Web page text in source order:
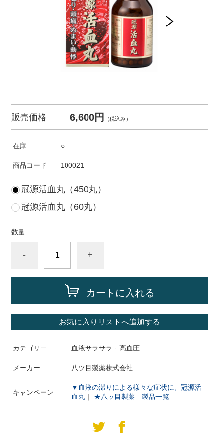
販売価格 6,600円 （税込み）
在庫 ○
商品コード 100021
冠源活血丸（450丸）
冠源活血丸（60丸）
数量
- +
カートに入れる
お気に入りリストへ追加する
カテゴリー 血液サラサラ・高血圧
メーカー 八ツ目製薬株式会社
キャンペーン
▼血液の滞りによる様々な症状に。冠源活
血丸 ｜ ★八ッ目製薬 製品一覧